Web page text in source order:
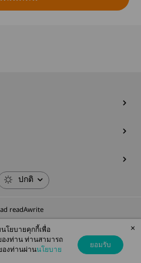
ปกติ
readAwrite
Corporation Public Company Limited
Google
โยบายคุกกี้เพื่อ
งท่าน ท่านสามารถ
องท่านผ่านนโยบาย
ยอมรับ
×